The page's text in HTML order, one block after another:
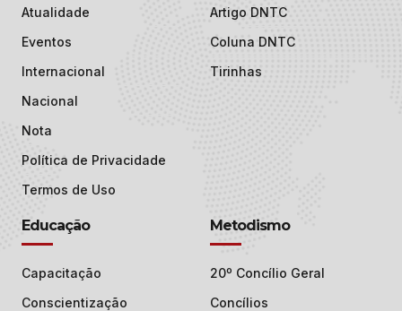
Atualidade
Eventos
Internacional
Nacional
Nota
Política de Privacidade
Termos de Uso
Artigo DNTC
Coluna DNTC
Tirinhas
Educação
Capacitação
Conscientização
Metodismo
20º Concílio Geral
Concílios